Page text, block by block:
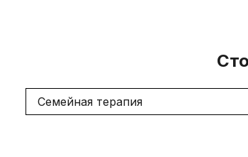
Семейная терапия